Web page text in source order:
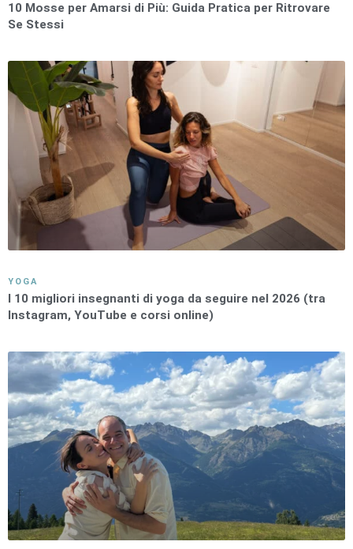
10 Mosse per Amarsi di Più: Guida Pratica per Ritrovare
Se Stessi
YOGA
I 10 migliori insegnanti di yoga da seguire nel 2026 (tra
Instagram, YouTube e corsi online)